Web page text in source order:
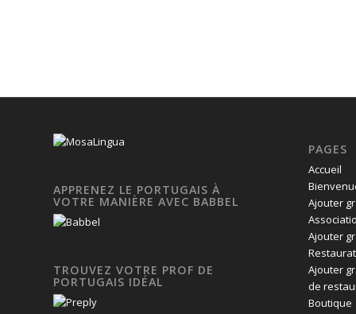
APPRENEZ LE PORTUGAIS À
VOTRE MANIÈRE AVEC BABBEL
TROUVEZ VOTRE PROF DE
PORTUGAIS IDÉAL
PAGES
Accueil
Ajouter
Ajouter
Ajouter
de
Boutique